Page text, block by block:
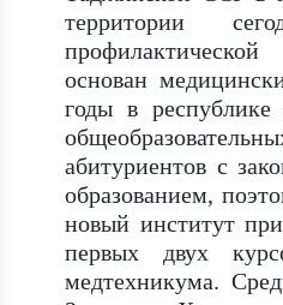
территории
основан
годы в
абитуриентов с
образованием,
новый институт
первых двух
медтехникума.